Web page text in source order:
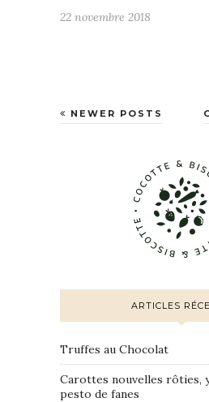
22 novembre 2018
NEWER POSTS
ARTICLES
Truffes au Chocolat
Carottes nouvelles rôties,
pesto de fanes